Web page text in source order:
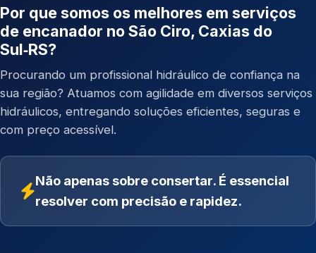
Por que somos os melhores em serviços
de encanador no São Ciro, Caxias do
Sul‑RS?
Procurando um profissional hidráulico de confiança na
sua região? Atuamos com agilidade em diversos serviços
hidráulicos, entregando soluções eficientes, seguras e
com preço acessível.
Não apenas sobre consertar. É essencial
resolver com precisão e rapidez.